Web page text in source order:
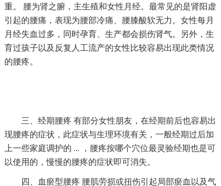
重。 腰为肾之腑，主生殖和女性月经。最常见的是肾阳虚
引起的腰痛，表现为腰部冷痛、腰膝酸软无力。女性每月
月经失血过多，同时孕育、生产都会损伤肾气。另外，生
育过孩子以及反复人工流产的女性比较容易出现此类情况
的腰疼。
三、经期腰疼 有部分女性朋友，在经期前后也容易出
现腰疼的症状，此症状与生理环境有关，一般经期过后加
上一些家庭调护的 ... ，腰疼按哪个穴位最灵验经期也是可
以使用的，慢慢的腰疼的症状即可消失。
四、血瘀型腰疼 腰肌劳损或扭伤引起局部瘀血以及气